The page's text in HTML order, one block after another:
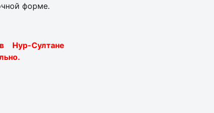
форме.
Нур-Султане